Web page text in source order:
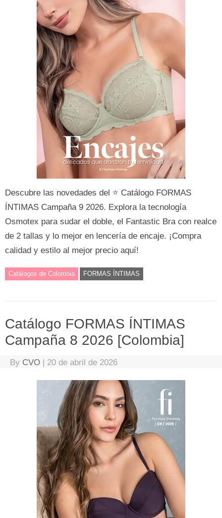
Descubre las novedades del ⭐ Catálogo FORMAS
ÍNTIMAS Campaña 9 2026. Explora la tecnología
Osmotex para sudar el doble, el Fantastic Bra con realce
de 2 tallas y lo mejor en lencería de encaje. ¡Compra
calidad y estilo al mejor precio aquí!
Catálogos de Colombia FORMAS ÍNTIMAS
Catálogo FORMAS ÍNTIMAS
Campaña 8 2026 [Colombia]
By CVO | 20 de abril de 2026